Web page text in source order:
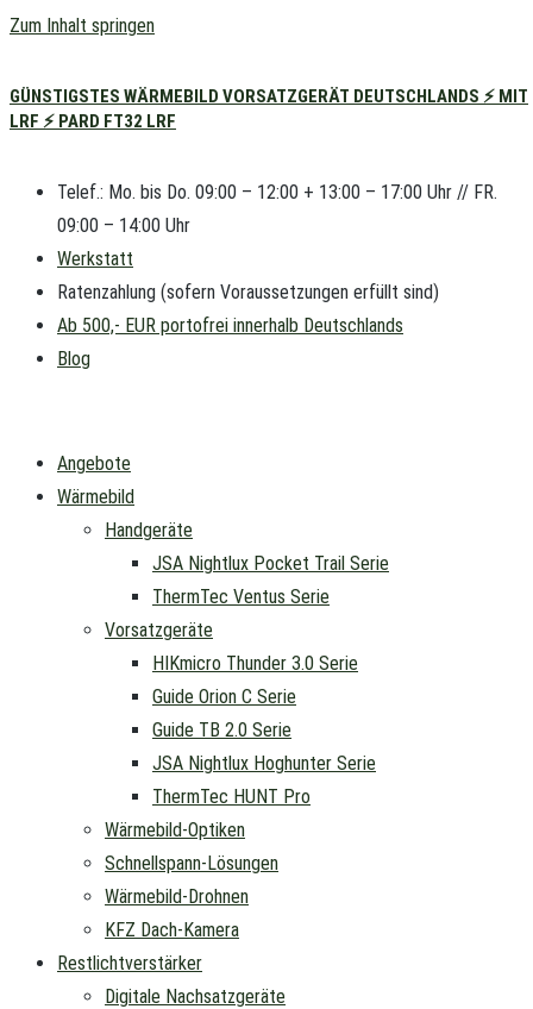
Zum Inhalt springen
GÜNSTIGSTES WÄRMEBILD VORSATZGERÄT DEUTSCHLANDS ⚡ MIT
LRF ⚡ PARD FT32 LRF
Telef.: Mo. bis Do. 09:00 – 12:00 + 13:00 – 17:00 Uhr // FR.
09:00 – 14:00 Uhr
Werkstatt
Ratenzahlung (sofern Voraussetzungen erfüllt sind)
Ab 500,- EUR portofrei innerhalb Deutschlands
Blog
Angebote
Wärmebild
Handgeräte
JSA Nightlux Pocket Trail Serie
ThermTec Ventus Serie
Vorsatzgeräte
HIKmicro Thunder 3.0 Serie
Guide Orion C Serie
Guide TB 2.0 Serie
JSA Nightlux Hoghunter Serie
ThermTec HUNT Pro
Wärmebild-Optiken
Schnellspann-Lösungen
Wärmebild-Drohnen
KFZ Dach-Kamera
Restlichtverstärker
Digitale Nachsatzgeräte